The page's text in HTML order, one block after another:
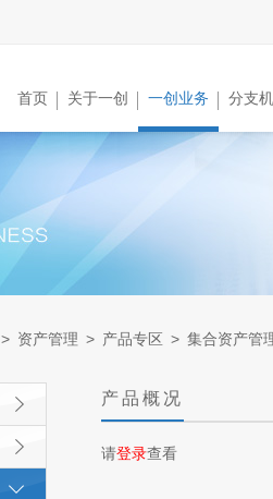
首页 关于一创 一创业务 分支
> 资产管理 > 产品专区 > 集合资产管
产品概况
请登录查看